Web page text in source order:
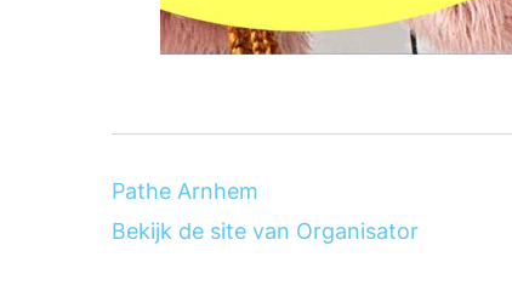
Pathe Arnhem
Bekijk de site van Organisator